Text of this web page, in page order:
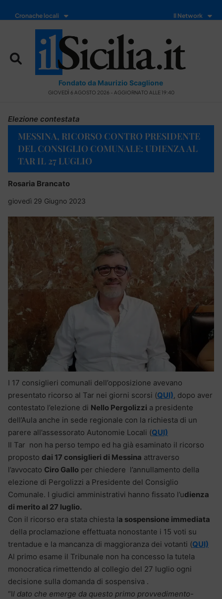
Cronache locali Il Network
Fondato da Maurizio Scaglione
GIOVEDÌ 6 AGOSTO 2026 - AGGIORNATO ALLE 19:40
Elezione contestata
MESSINA, RICORSO CONTRO PRESIDENTE
DEL CONSIGLIO COMUNALE: UDIENZA AL
TAR IL 27 LUGLIO
Rosaria Brancato
giovedì 29 Giugno 2023
I 17 consiglieri comunali dell’opposizione avevano
presentato ricorso al Tar nei giorni scorsi (QUI), dopo aver
contestato l’elezione di Nello Pergolizzi a presidente
dell’Aula anche in sede regionale con la richiesta di un
parere all’assessorato Autonomie Locali (QUI)
Il Tar non ha perso tempo ed ha già esaminato il ricorso
proposto dai 17 consiglieri di Messina attraverso
l’avvocato Ciro Gallo per chiedere l’annullamento della
elezione di Pergolizzi a Presidente del Consiglio
Comunale. I giudici amministrativi hanno fissato l’udienza
di merito al 27 luglio.
Con il ricorso era stata chiesta la sospensione immediata
della proclamazione effettuata nonostante i 15 voti su
trentadue e la mancanza di maggioranza dei votanti (QUI)
Al primo esame il Tribunale non ha concesso la tutela
monocratica rimettendo al collegio del 27 luglio ogni
decisione sulla domanda di sospensiva .
“Il dato che emerge da questo primo provvedimento-